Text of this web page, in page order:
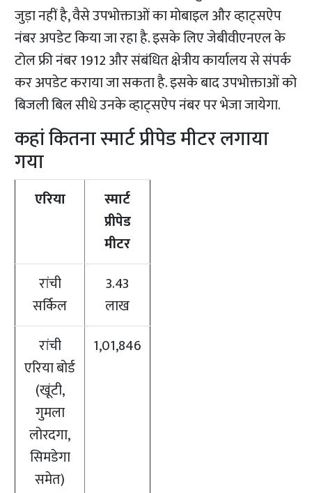
जुड़ा नहीं है, वैसे उपभोक्ताओं का मोबाइल और व्हाट्सऐप
नंबर अपडेट किया जा रहा है. इसके लिए जेबीवीएनएल के
टोल फ्री नंबर 1912 और संबंधित क्षेत्रीय कार्यालय से संपर्क
कर अपडेट कराया जा सकता है. इसके बाद उपभोक्ताओं को
बिजली बिल सीधे उनके व्हाट्सऐप नंबर पर भेजा जायेगा.
कहां कितना स्मार्ट प्रीपेड मीटर लगाया
गया
एरिया
स्मार्ट
प्रीपेड
मीटर
रांची
सर्किल
3.43
लाख
रांची
एरिया बोर्ड
(खूंटी,
गुमला
लोरदगा,
सिमडेगा
समेत)
1,01,846